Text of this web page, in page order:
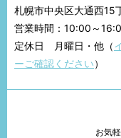
札幌市中央区大通西15
営業時間：10:00～
定休日 月曜日・他（
ーご確認ください）
お気